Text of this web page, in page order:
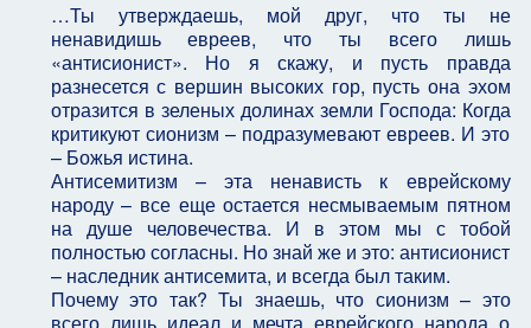
…Ты утверждаешь, мой друг, что ты не
ненавидишь евреев, что ты всего лишь
«антисионист». Но я скажу, и пусть правда
разнесется с вершин высоких гор, пусть она эхом
отразится в зеленых долинах земли Господа: Когда
критикуют сионизм – подразумевают евреев. И это
– Божья истина.
Антисемитизм – эта ненависть к еврейскому
народу – все еще остается несмываемым пятном
на душе человечества. И в этом мы с тобой
полностью согласны. Но знай же и это: антисионист
– наследник антисемита, и всегда был таким.
Почему это так? Ты знаешь, что сионизм – это